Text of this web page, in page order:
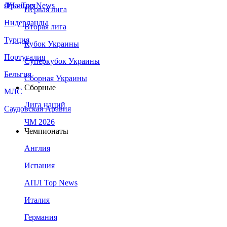
Франция
Нидерланды
Турция
Португалия
Бельгия
МЛС
Саудовская Аравия
ЛЧ - Top News
Первая лига
Вторая лига
Кубок Украины
Суперкубок Украины
Сборная Украины
Сборные
Лига наций
ЧМ 2026
Чемпионаты
Англия
Испания
АПЛ Top News
Италия
Германия